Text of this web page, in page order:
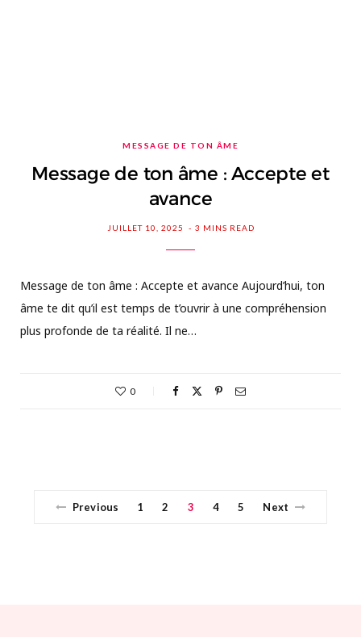
MESSAGE DE TON ÂME
Message de ton âme : Accepte et
avance
JUILLET 10, 2025 3 MINS READ
Message de ton âme : Accepte et avance Aujourd’hui, ton
âme te dit qu’il est temps de t’ouvrir à une compréhension
plus profonde de ta réalité. Il ne…
0
Previous 1 2 3 4 5 Next